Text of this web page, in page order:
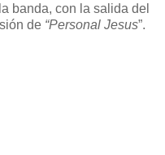
banda, con la salida del
de “Personal Jesus”.